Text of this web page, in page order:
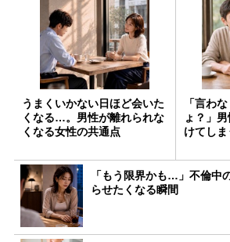
うまくいかない日ほど会いた
くなる…。男性が離れられな
くなる女性の共通点
「言わ
ょ？」
けてしま
「もう限界かも…」不倫中
らせたくなる瞬間